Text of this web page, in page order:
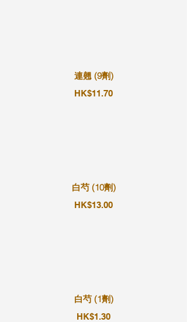
連翹 (9劑)
HK$11.70
白芍 (10劑)
HK$13.00
白芍 (1劑)
HK$1.30